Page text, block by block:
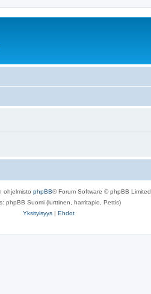
ohjelmisto phpBB® Forum Software © phpBB Limited
phpBB Suomi (lurttinen, harritapio, Pettis)
Yksityisyys | Ehdot